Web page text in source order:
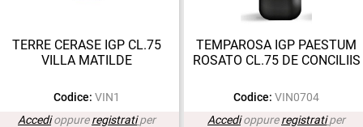
TERRE CERASE IGP CL.75
VILLA MATILDE
Codice: VIN1
Accedioppureregistrati per
TEMPAROSA IGP PAESTUM
ROSATO CL.75 DE CONCILIIS
Codice: VIN0704
Accedioppureregistrati per